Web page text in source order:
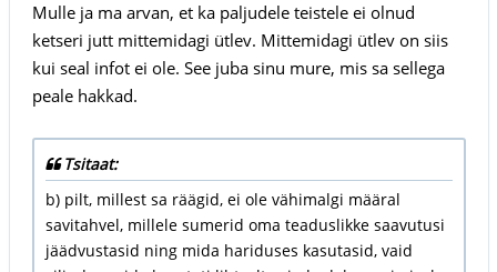
Mulle ja ma arvan, et ka paljudele teistele ei olnud
ketseri jutt mittemidagi ütlev. Mittemidagi ütlev on siis
kui seal infot ei ole. See juba sinu mure, mis sa sellega
peale hakkad.
Tsitaat:
b) pilt, millest sa räägid, ei ole vähimalgi määral
savitahvel, millele sumerid oma teaduslikke saavutusi
jäädvustasid ning mida hariduses kasutasid, vaid